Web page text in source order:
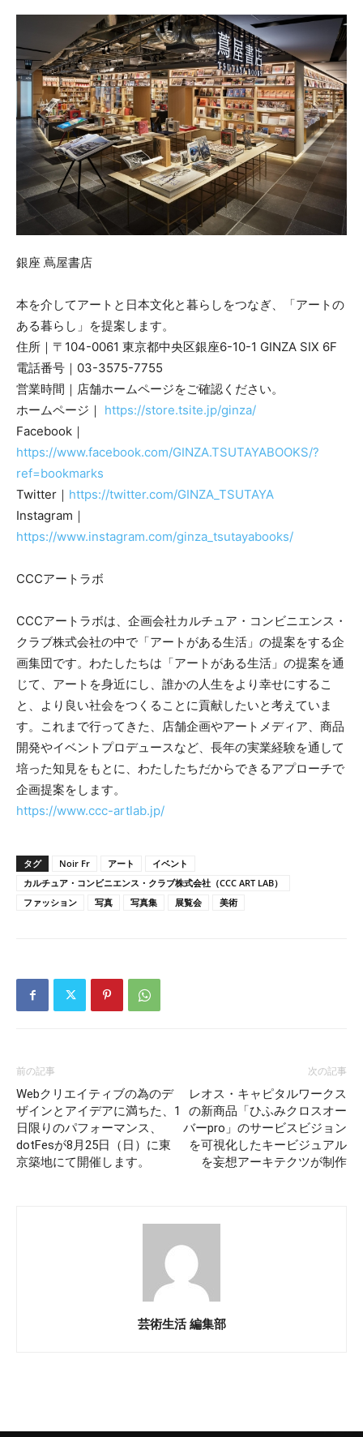
銀座 蔦屋書店
本を介してアートと⽇本⽂化と暮らしをつなぎ、「アートの
ある暮らし」を提案します。
住所｜〒104-0061 東京都中央区銀座6-10-1 GINZA SIX 6F
電話番号｜03-3575-7755
営業時間｜店舗ホームページをご確認ください。
ホームページ｜ https://store.tsite.jp/ginza/
Facebook｜
https://www.facebook.com/GINZA.TSUTAYABOOKS/?
ref=bookmarks
Twitter｜ https://twitter.com/GINZA_TSUTAYA
Instagram｜
https://www.instagram.com/ginza_tsutayabooks/
CCCアートラボ
CCCアートラボは、企画会社カルチュア・コンビニエンス・
クラブ株式会社の中で「アートがある生活」の提案をする企
画集団です。わたしたちは「アートがある生活」の提案を通
じて、アートを身近にし、誰かの人生をより幸せにするこ
と、より良い社会をつくることに貢献したいと考えていま
す。これまで行ってきた、店舗企画やアートメディア、商品
開発やイベントプロデュースなど、長年の実業経験を通して
培った知見をもとに、わたしたちだからできるアプローチで
企画提案をします。
https://www.ccc-artlab.jp/
タグ Noir Fr アート
イベント
カルチュア・コンビニエンス・クラブ株式会社（CCC ART LAB）
ファッション
写真 写真集 展覧会 美術
前の記事
Webクリエイティブの為のデ
ザインとアイデアに満ちた、1
日限りのパフォーマンス、
dotFesが8月25日（日）に東
京築地にて開催します。
次の記事
レオス・キャピタルワークス
の新商品「ひふみクロスオー
バーpro」のサービスビジョン
を可視化したキービジュアル
を妄想アーキテクツが制作
芸術生活 編集部